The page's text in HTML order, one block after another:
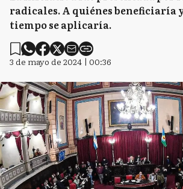
radicales. A quiénes beneficiaría
tiempo se aplicaría.
3 de mayo de 2024 | 00:36